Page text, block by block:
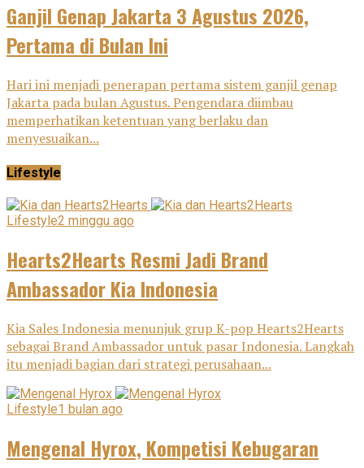
Ganjil Genap Jakarta 3 Agustus 2026,
Pertama di Bulan Ini
Hari ini menjadi penerapan pertama sistem ganjil genap
Jakarta pada bulan Agustus. Pengendara diimbau
memperhatikan ketentuan yang berlaku dan
menyesuaikan...
Lifestyle
Lifestyle2 minggu ago
Hearts2Hearts Resmi Jadi Brand
Ambassador Kia Indonesia
Kia Sales Indonesia menunjuk grup K-pop Hearts2Hearts
sebagai Brand Ambassador untuk pasar Indonesia. Langkah
itu menjadi bagian dari strategi perusahaan...
Lifestyle1 bulan ago
Mengenal Hyrox, Kompetisi Kebugaran